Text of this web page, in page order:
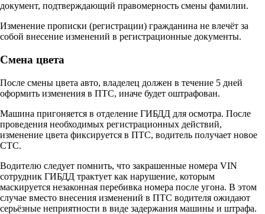
документ, подтверждающий правомерность смены фамилии.
Изменение прописки (регистрации) гражданина не влечёт за
собой внесение изменений в регистрационные документы.
Смена цвета
После смены цвета авто, владелец должен в течение 5 дней
оформить изменения в ПТС, иначе будет оштрафован.
Машина пригоняется в отделение ГИБДД для осмотра. После
проведения необходимых регистрационных действий,
изменение цвета фиксируется в ПТС, водитель получает новое
СТС.
Водителю следует помнить, что закрашенные номера VIN
сотрудник ГИБДД трактует как нарушение, которым
маскируется незаконная перебивка номера после угона. В этом
случае вместо внесения изменений в ПТС водителя ожидают
серьёзные неприятности в виде задержания машины и штрафа.